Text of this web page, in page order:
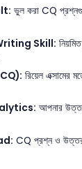
ভুল করা CQ
Skill:
রিয়েল এক্সামের
আপনার উত্তর
CQ প্রশ্ন ও